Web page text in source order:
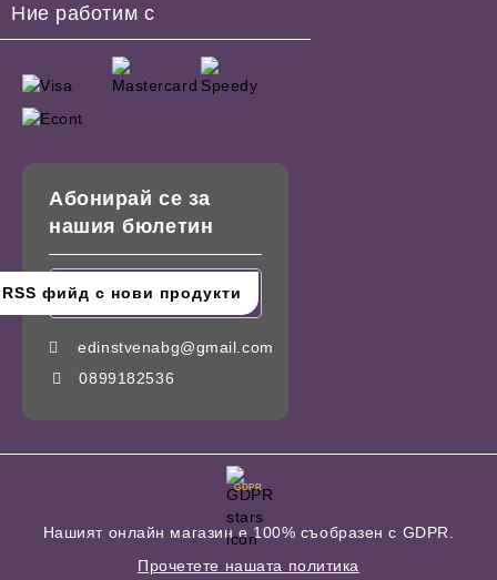
Ние работим с
Абонирай се за
нашия бюлетин
edinstvenabg@gmail.com
0899182536
GDPR
Нашият онлайн магазин е 100% съобразен с GDPR.
Прочетете нашата политика